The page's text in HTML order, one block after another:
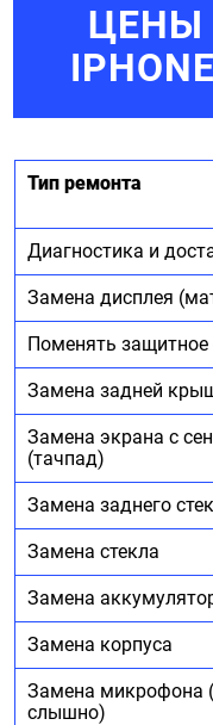
ЦЕНЫ
Тип ремонта
Диагностика и
Замена дисплея
Поменять защитное
Замена задней
Замена экрана с
(тачпад)
Замена заднего
Замена стекла
Замена
Замена корпуса
Замена микрофона
слышно)